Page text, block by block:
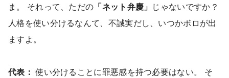
ま。 それって、ただの 「ネット弁慶」 じゃないですか？
人格を使い分けるなんて、不誠実だし、いつかボロが出
ますよ。
代表： 使い分けることに罪悪感を持つ必要はない。 そ